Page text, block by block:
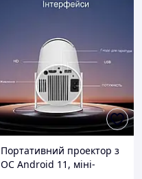
Портативний проектор з
ОС Android 11, міні-